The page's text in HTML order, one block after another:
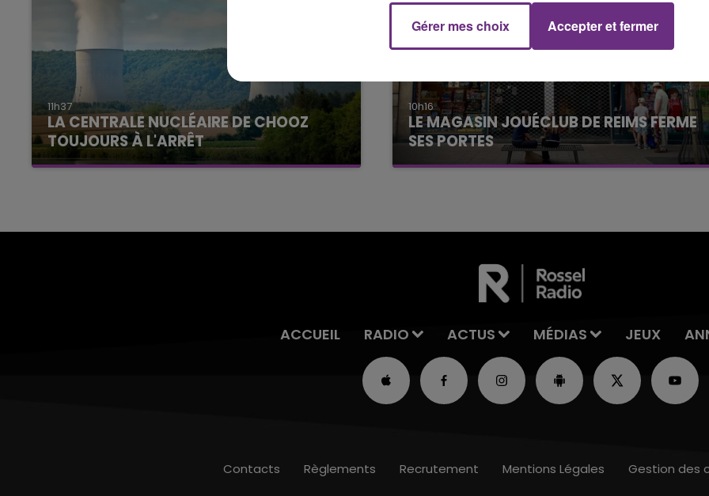
11h37
LA CENTRALE NUCLÉAIRE DE CHOOZ
TOUJOURS À L'ARRÊT
Cela fait déjà une semaine que la centrale
10h16
LE MAGASIN JOUÉCLUB DE REIMS FERME
SES PORTES
C'était l'une des institutions du centre-ville
19h00 - 19h15
LA POP MACHINE - CHAMPAGNE FM
ACCUEIL RADIO ACTUS MÉDIAS JEUX
Contacts Règlements Recrutement Mentions Légales Gestion des
Gérer mes choix Accepter et fermer